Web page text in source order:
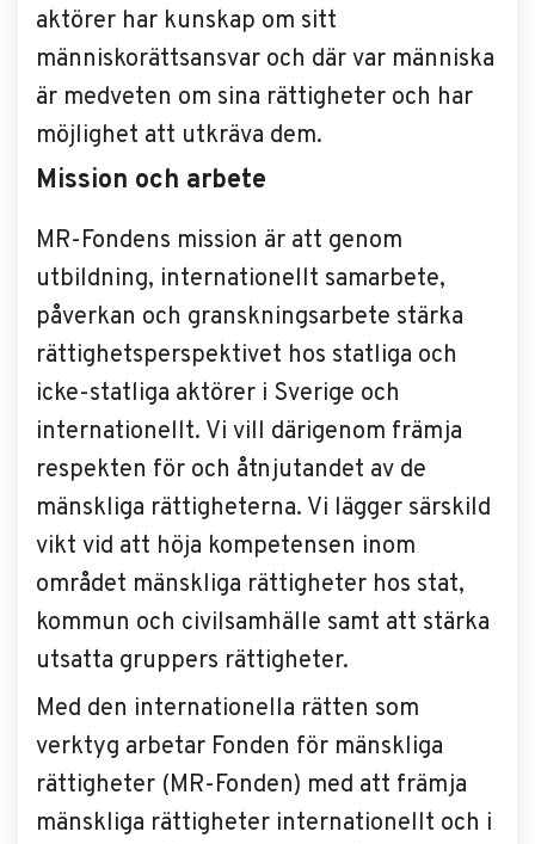
aktörer har kunskap om sitt
människorättsansvar och där var människa
är medveten om sina rättigheter och har
möjlighet att utkräva dem.
Mission och arbete
MR-Fondens mission är att genom
utbildning, internationellt samarbete,
påverkan och granskningsarbete stärka
rättighetsperspektivet hos statliga och
icke-statliga aktörer i Sverige och
internationellt. Vi vill därigenom främja
respekten för och åtnjutandet av de
mänskliga rättigheterna. Vi lägger särskild
vikt vid att höja kompetensen inom
området mänskliga rättigheter hos stat,
kommun och civilsamhälle samt att stärka
utsatta gruppers rättigheter.
Med den internationella rätten som
verktyg arbetar Fonden för mänskliga
rättigheter (MR-Fonden) med att främja
mänskliga rättigheter internationellt och i